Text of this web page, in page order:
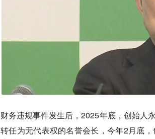
财务违规事件发生后，2025年底，创始人
转任为无代表权的名誉会长，今年2月底